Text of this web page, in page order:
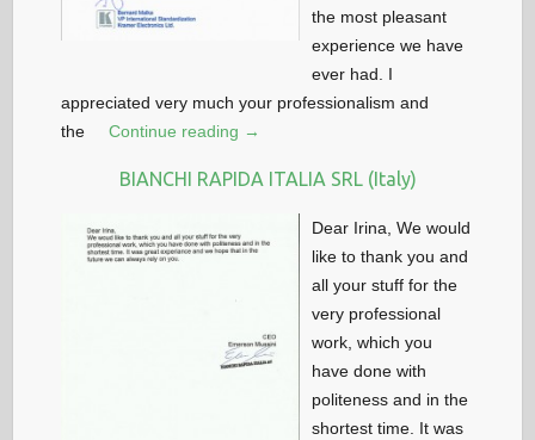
the most pleasant
experience we have
ever had. I
appreciated very much your professionalism and
the
Continue reading →
BIANCHI RAPIDA ITALIA SRL (Italy)
Dear Irina, We would
like to thank you and
all your stuff for the
very professional
work, which you
have done with
politeness and in the
shortest time. It was